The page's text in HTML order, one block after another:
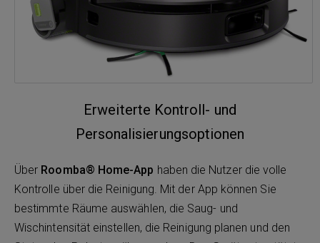
Erweiterte Kontroll- und
Personalisierungsoptionen
Über Roomba® Home-App haben die Nutzer die volle
Kontrolle über die Reinigung. Mit der App können Sie
bestimmte Räume auswählen, die Saug- und
Wischintensität einstellen, die Reinigung planen und den